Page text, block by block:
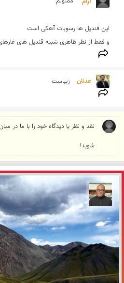
و فقط از نظر ظاهری شبیه قندیل های
عدنان زیباست
مازیار ذاکری